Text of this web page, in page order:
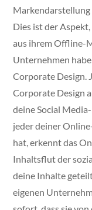
Dies ist der
aus ihrem Offline-
Unternehmen
Corporate Design.
Corporate Design
deine Social
jeder deiner
hat, erkennt das
Inhaltsflut der
deine Inhalte
eigenen